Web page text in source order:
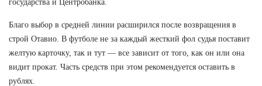
государства и Центробанка.
Благо выбор в средней линии расширился после возвращения в
строй Отавио. В футболе не за каждый жесткий фол судья поставит
желтую карточку, так и тут — все зависит от того, как он или она
видит прокат. Часть средств при этом рекомендуется оставить в
рублях.